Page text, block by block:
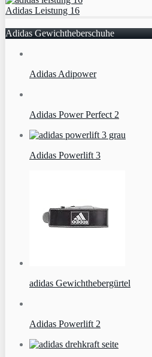
Adidas Leistung 16
Adidas Gewichtheberschuhe
Adidas Adipower
Adidas Power Perfect 2
Adidas Powerlift 3
adidas Gewichthebergürtel
Adidas Powerlift 2